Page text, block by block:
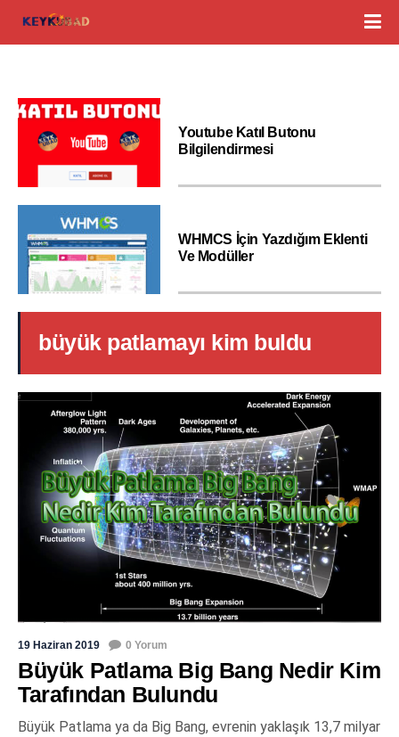
Youtube Katıl Butonu
Bilgilendirmesi
WHMCS İçin Yazdığım Eklenti
Ve Modüller
büyük patlamayı kim buldu
19 Haziran 2019 0 Yorum
Büyük Patlama Big Bang Nedir Kim
Tarafından Bulundu
Büyük Patlama ya da Big Bang, evrenin yaklaşık 13,7 milyar